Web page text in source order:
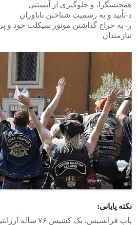
همجنسگرا، و جلوگیری از آبستنی
د-تأیید و به رسمیت شناختن ناباوران
ر- به حراج گذاشتن موتور سیکلت خود و
نیازمندان
نکته پایانی:
پاپ فرانسیس، یک